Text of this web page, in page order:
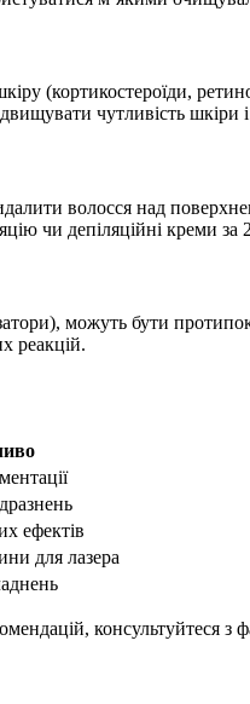
(кортикостероїди,
чутливість шкіри
волосся над
чи депіляційні креми
можуть бути
реакцій.
ефектів
для лазера
консультуйтеся з